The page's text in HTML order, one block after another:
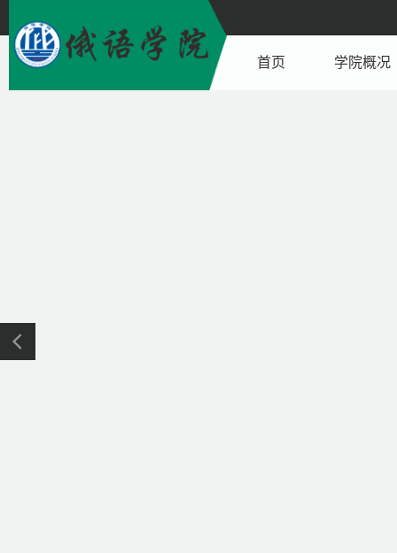
首页 学院概况